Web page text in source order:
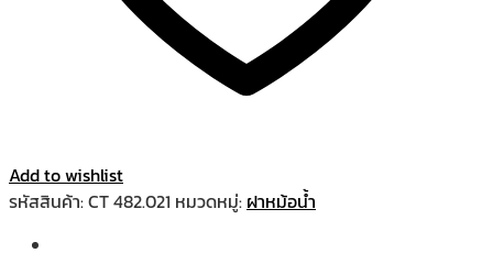
Add to wishlist
รหัสสินค้า:CT 482.021 หมวดหมู่: ฝาหม้อน้ำ